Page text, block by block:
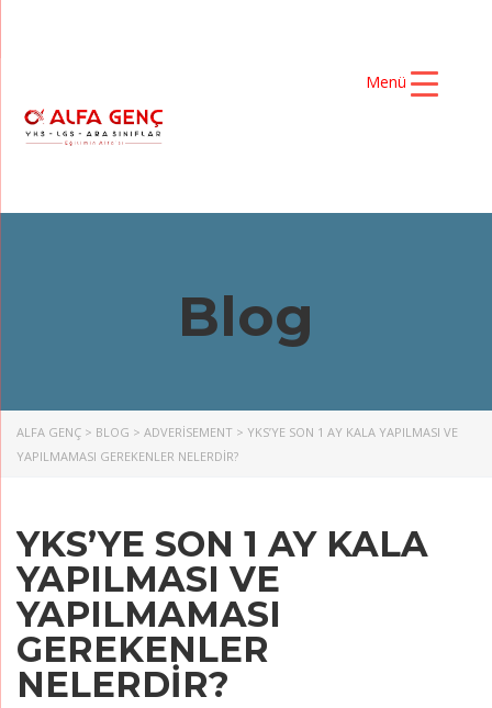
Menü
Blog
ALFA GENÇ > BLOG > ADVERISEMENT > YKS’YE SON 1 AY KALA YAPILMASI VE
YAPILMAMASI GEREKENLER NELERDİR?
YKS’YE SON 1 AY KALA
YAPILMASI VE
YAPILMAMASI
GEREKENLER
NELERDİR?